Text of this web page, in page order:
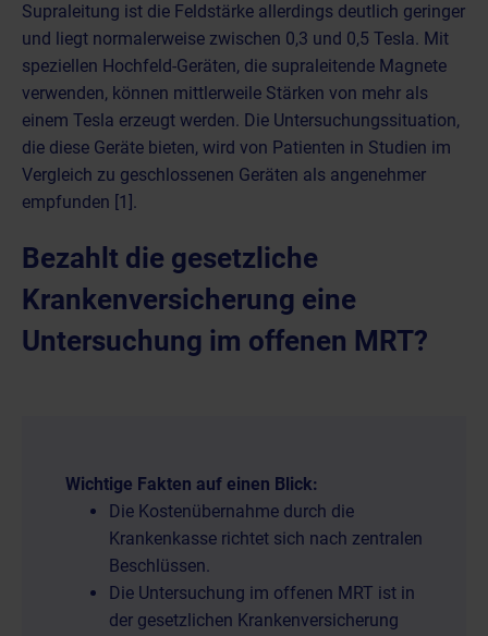
Supraleitung ist die Feldstärke allerdings deutlich geringer
und liegt normalerweise zwischen 0,3 und 0,5 Tesla. Mit
speziellen Hochfeld-Geräten, die supraleitende Magnete
verwenden, können mittlerweile Stärken von mehr als
einem Tesla erzeugt werden. Die Untersuchungssituation,
die diese Geräte bieten, wird von Patienten in Studien im
Vergleich zu geschlossenen Geräten als angenehmer
empfunden [1].
Bezahlt die gesetzliche
Krankenversicherung eine
Untersuchung im offenen MRT?
Wichtige Fakten auf einen Blick:
Die Kostenübernahme durch die
Krankenkasse richtet sich nach zentralen
Beschlüssen.
Die Untersuchung im offenen MRT ist in
der gesetzlichen Krankenversicherung